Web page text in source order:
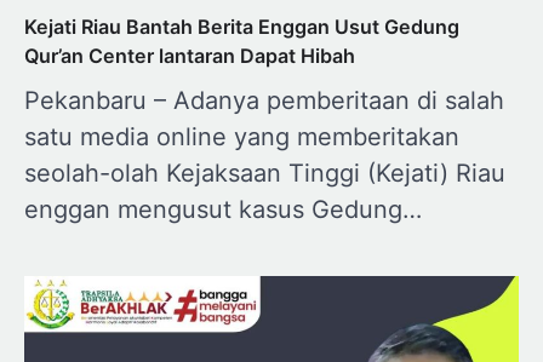
Kejati Riau Bantah Berita Enggan Usut Gedung
Qur’an Center lantaran Dapat Hibah
Pekanbaru – Adanya pemberitaan di salah
satu media online yang memberitakan
seolah-olah Kejaksaan Tinggi (Kejati) Riau
enggan mengusut kasus Gedung…